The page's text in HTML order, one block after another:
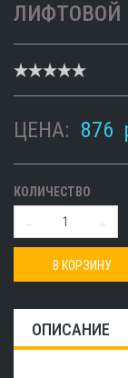
ЛИФТОВОЙ
ЦЕНА: 876
КОЛИЧЕСТВО
В КОРЗИНУ
ОПИСАНИЕ